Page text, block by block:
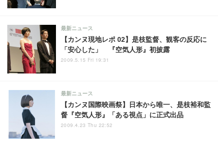
【カンヌ現地レポ 02】是枝監督、観客の反応に
「安心した」 『空気人形』初披露
最新ニュース
2009.5.15 Fri 19:31
【カンヌ国際映画祭】日本から唯一、是枝裕和監
督『空気人形』「ある視点」に正式出品
最新ニュース
2009.4.23 Thu 22:52